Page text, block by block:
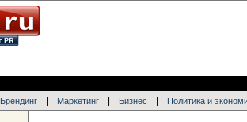
Брендинг Маркетинг Бизнес Политика и